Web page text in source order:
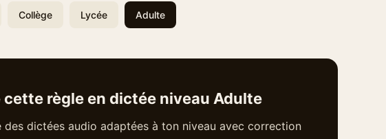
Collège Lycée Adulte
cette règle en dictée niveau Adulte
des dictées audio adaptées à ton niveau avec correction